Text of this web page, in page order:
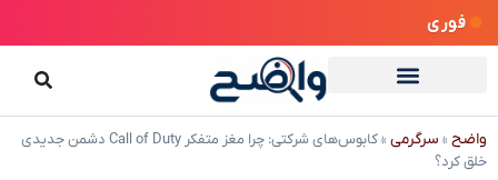
فوری
واضح » سرگرمی »
کابوس‌های شرکتی: چرا مغز متفکر Call of Duty دشمن جدیدی
خلق کرد؟